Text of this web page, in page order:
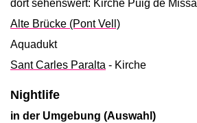
dort sehenswert: Kirche Puig de Missa
Alte Brücke (Pont Vell)
Aquadukt
Sant Carles Paralta - Kirche
Nightlife
in der Umgebung (Auswahl)